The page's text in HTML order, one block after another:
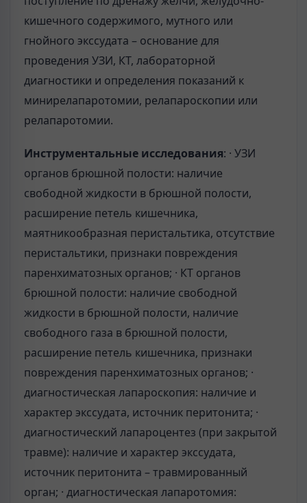
кишечного содержимого, мутного или
гнойного экссудата – основание для
проведения УЗИ, КТ, лабораторной
диагностики и определения показаний к
минирелапаротомии, релапароскопии или
релапаротомии.
Инструментальные исследования: · УЗИ
органов брюшной полости: наличие
свободной жидкости в брюшной полости,
расширение петель кишечника,
маятникообразная перистальтика, отсутствие
перистальтики, признаки повреждения
паренхиматозных органов; · КТ органов
брюшной полости: наличие свободной
жидкости в брюшной полости, наличие
свободного газа в брюшной полости,
расширение петель кишечника, признаки
повреждения паренхиматозных органов; ·
диагностическая лапароскопия: наличие и
характер экссудата, источник перитонита; ·
диагностический лапароцентез (при закрытой
травме): наличие и характер экссудата,
источник перитонита – травмированный
орган; · диагностическая лапаротомия: